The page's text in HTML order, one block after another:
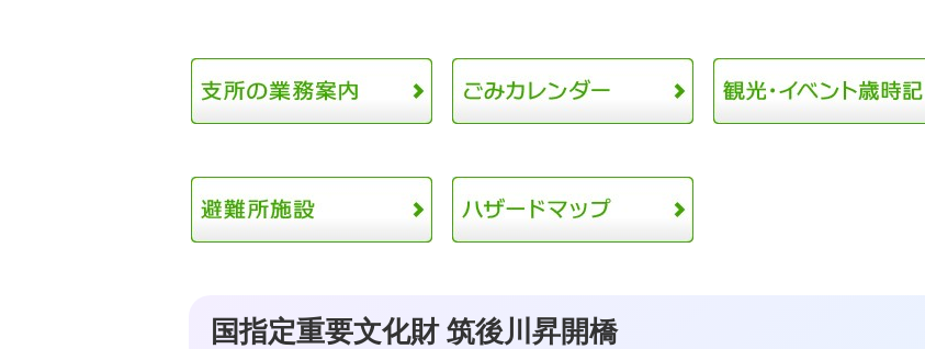
国指定重要文化財 筑後川昇開橋